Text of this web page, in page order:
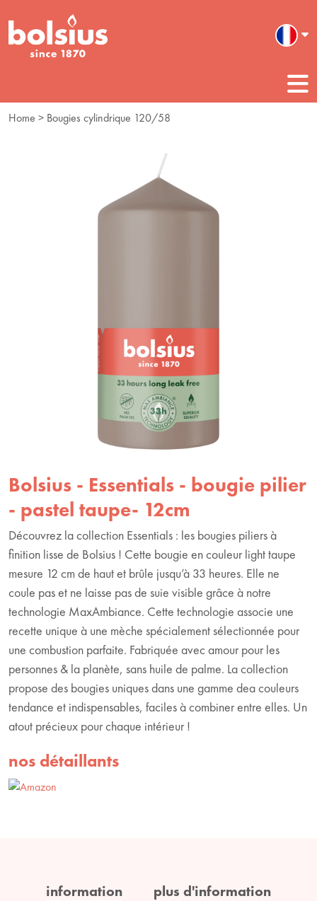
Home > Bougies cylindrique 120/58
Bolsius - Essentials - bougie pilier
- pastel taupe- 12cm
Découvrez la collection Essentials : les bougies piliers à
finition lisse de Bolsius ! Cette bougie en couleur light taupe
mesure 12 cm de haut et brûle jusqu’à 33 heures. Elle ne
coule pas et ne laisse pas de suie visible grâce à notre
technologie MaxAmbiance. Cette technologie associe une
recette unique à une mèche spécialement sélectionnée pour
une combustion parfaite. Fabriquée avec amour pour les
personnes & la planète, sans huile de palme. La collection
propose des bougies uniques dans une gamme dea couleurs
tendance et indispensables, faciles à combiner entre elles. Un
atout précieux pour chaque intérieur !
nos détaillants
information
plus d'information